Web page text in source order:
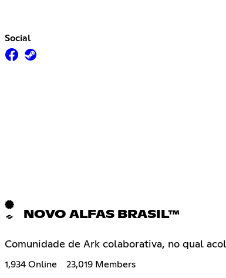
Social
NOVO ALFAS BRASIL™
Comunidade de Ark colaborativa, no qual
1,934 Online 23,019 Members